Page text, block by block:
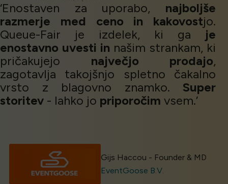
‘Enostaven za uporabo, najboljše
razmerje med ceno in kakovostjo.
Queue-Fair je izdelek, ki ga je
enostavno uvesti in našim strankam, ki
pričakujejo največjo prodajo,
zagotavlja takojšnjo spletno čakalno
vrsto z blagovno znamko. Super
storitev - lahko jo priporočim vsem.’
Gijs Haccou - Founder & MD
EventGoose B.V.